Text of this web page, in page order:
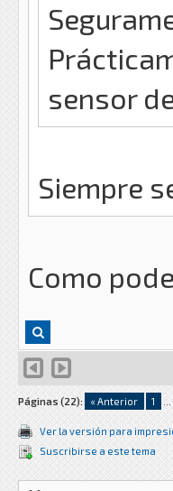
sensor
Siempre
Como
Páginas (22): « Anterior 1 ...
Ver la versión para
Suscribirse a este tema